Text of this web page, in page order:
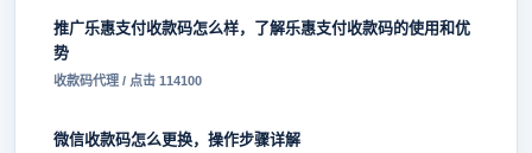
推广乐惠支付收款码怎么样，了解乐惠支付收款码的使用和优
势
收款码代理 / 点击 114100
微信收款码怎么更换，操作步骤详解